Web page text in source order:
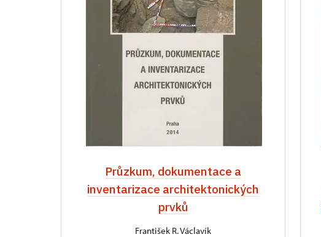
Průzkum, dokumentace a
inventarizace architektonických
prvků
František R. Václavík